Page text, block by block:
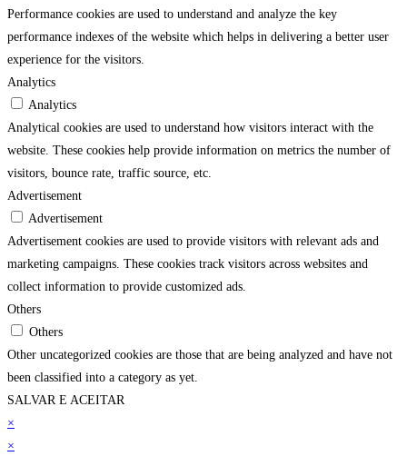
Performance cookies are used to understand and analyze the key
performance indexes of the website which helps in delivering a better user
experience for the visitors.
Analytics
Analytics
Analytical cookies are used to understand how visitors interact with the
website. These cookies help provide information on metrics the number of
visitors, bounce rate, traffic source, etc.
Advertisement
Advertisement
Advertisement cookies are used to provide visitors with relevant ads and
marketing campaigns. These cookies track visitors across websites and
collect information to provide customized ads.
Others
Others
Other uncategorized cookies are those that are being analyzed and have not
been classified into a category as yet.
SALVAR E ACEITAR
×
×